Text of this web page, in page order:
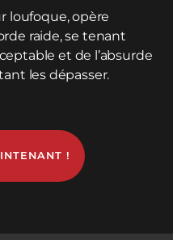
loufoque, opère
raide, se tenant
et de l’absurde
les dépasser.
!